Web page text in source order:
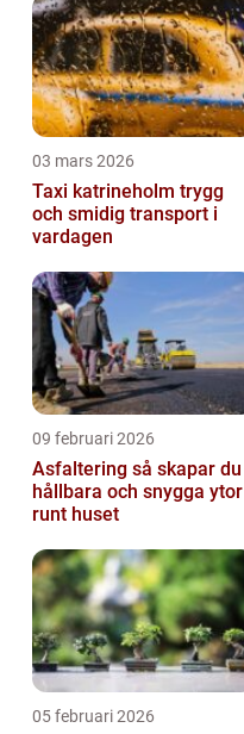
03 mars 2026
Taxi katrineholm trygg
och smidig transport i
vardagen
09 februari 2026
Asfaltering så skapar du
hållbara och snygga ytor
runt huset
05 februari 2026